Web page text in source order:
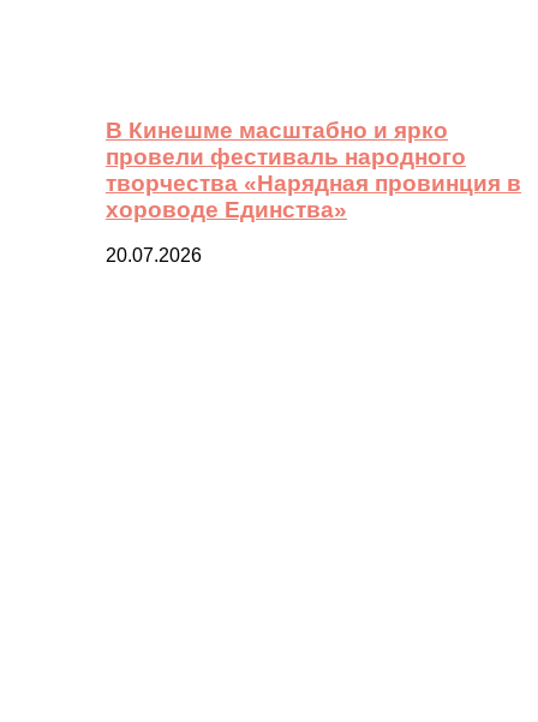
В Кинешме масштабно и ярко
провели фестиваль народного
творчества «Нарядная провинция в
хороводе Единства»
20.07.2026